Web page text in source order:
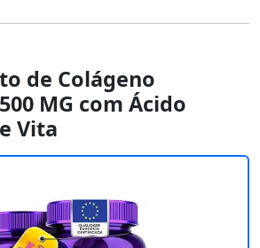
de Colágeno
MG com Ácido
Vita